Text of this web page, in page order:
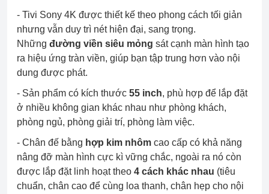
- Tivi Sony 4K được thiết kế theo phong cách tối giản
nhưng vẫn duy trì nét hiện đại, sang trọng.
Những đường viền siêu mỏng sát cạnh màn hình tạo
ra hiệu ứng tràn viền, giúp bạn tập trung hơn vào nội
dung được phát.
- Sản phẩm có kích thước 55 inch, phù hợp để lắp đặt
ở nhiều không gian khác nhau như phòng khách,
phòng ngủ, phòng giải trí, phòng làm việc.
- Chân đế bằng hợp kim nhôm cao cấp có khả năng
nâng đỡ màn hình cực kì vững chắc, ngoài ra nó còn
được lắp đặt linh hoạt theo 4 cách khác nhau (tiêu
chuẩn, chân cao để cùng loa thanh, chân hẹp cho nội